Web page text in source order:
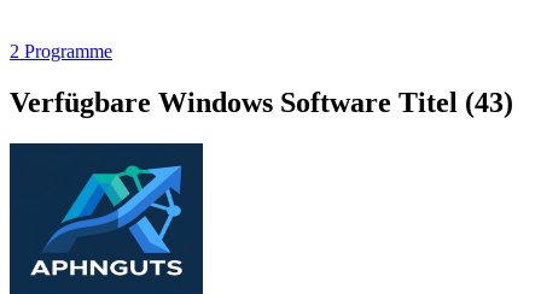
2 Programme
Verfügbare Windows Software Titel (43)